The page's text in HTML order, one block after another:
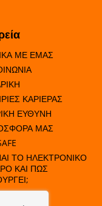
ΜΕ ΕΜΑΣ
ΚΑΡΙΕΡΑΣ
ΕΥΘΥΝΗ
ΜΑΣ
ΤΟ ΗΛΕΚΤΡΟΝΙΚΟ
ΚΑΙ ΠΩΣ